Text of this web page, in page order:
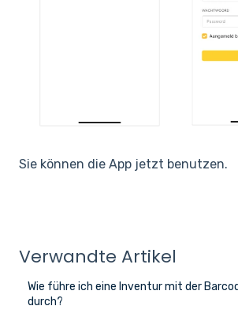
Sie können die App jetzt benutzen.
Verwandte Artikel
Wie führe ich eine Inventur mit der
durch?